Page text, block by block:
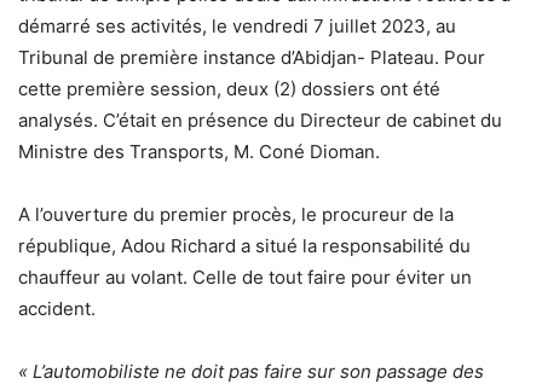
démarré ses activités, le vendredi 7 juillet 2023, au
Tribunal de première instance d’Abidjan- Plateau. Pour
cette première session, deux (2) dossiers ont été
analysés. C’était en présence du Directeur de cabinet du
Ministre des Transports, M. Coné Dioman.
A l’ouverture du premier procès, le procureur de la
république, Adou Richard a situé la responsabilité du
chauffeur au volant. Celle de tout faire pour éviter un
accident.
« L’automobiliste ne doit pas faire sur son passage des